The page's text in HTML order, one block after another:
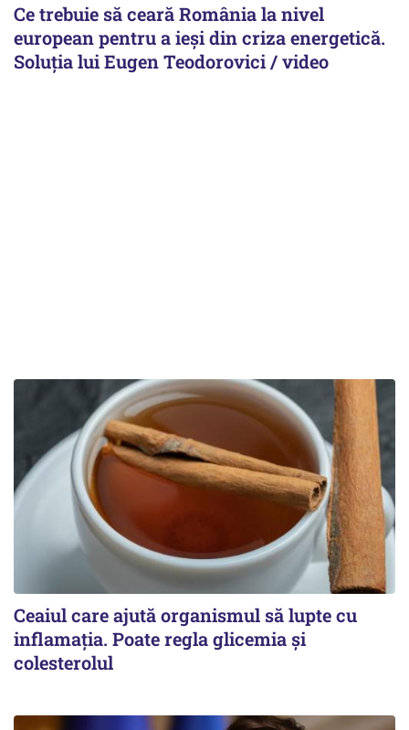
Ce trebuie să ceară România la nivel
european pentru a ieși din criza energetică.
Soluția lui Eugen Teodorovici / video
Ceaiul care ajută organismul să lupte cu
inflamația. Poate regla glicemia și
colesterolul